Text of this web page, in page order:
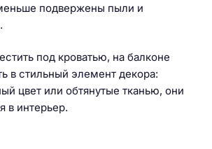
подвержены пыли и
под кроватью, на балконе
в стильный элемент декора:
цвет или обтянутые тканью, они
в интерьер.